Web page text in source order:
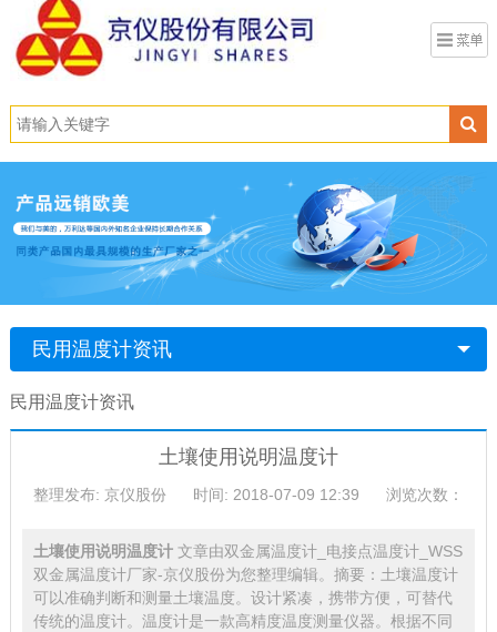
民用温度计资讯
民用温度计资讯
土壤使用说明温度计
整理发布: 京仪股份 时间: 2018-07-09 12:39 浏览次数：
土壤使用说明温度计 文章由双金属温度计_电接点温度计_WSS
双金属温度计厂家-京仪股份为您整理编辑。摘要：土壤温度计
可以准确判断和测量土壤温度。设计紧凑，携带方便，可替代
传统的温度计。温度计是一款高精度温度测量仪器。根据不同